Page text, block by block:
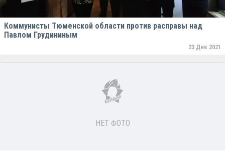
Коммунисты Тюменской области против расправы над
Павлом Грудининым
23 Дек 2021
НЕТ ФОТО